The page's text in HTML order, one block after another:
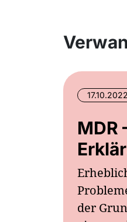
17.10.2022
MDR
der